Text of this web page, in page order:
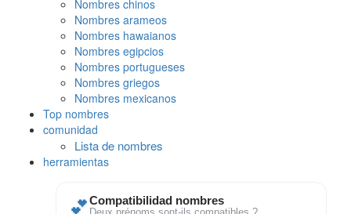
Nombres chinos
Nombres arameos
Nombres hawaianos
Nombres egipcios
Nombres portugueses
Nombres griegos
Nombres mexicanos
Top nombres
comunidad
Lista de nombres
herramientas
💕Compatibilidad nombres